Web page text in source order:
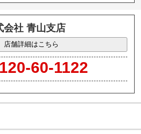
会社 青山支店
店舗詳細はこちら
60-1122